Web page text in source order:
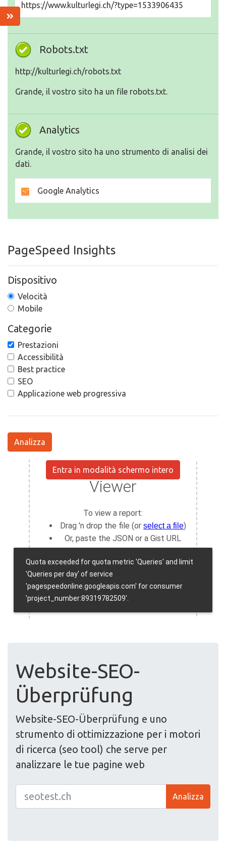
https://www.kulturlegi.ch/?type=1533906435
Robots.txt
http://kulturlegi.ch/robots.txt
Grande, il vostro sito ha un file robots.txt.
Analytics
Grande, il vostro sito ha uno strumento di analisi dei
dati.
Google Analytics
PageSpeed Insights
Dispositivo
Velocità
Mobile
Categorie
Prestazioni
Accessibilità
Best practice
SEO
Applicazione web progressiva
Analizza
Entra in modalità schermo intero
Website-SEO-
Überprüfung
Website-SEO-Überprüfung e uno
strumento di ottimizzazione per i motori
di ricerca (seo tool) che serve per
analizzare le tue pagine web
Analizza